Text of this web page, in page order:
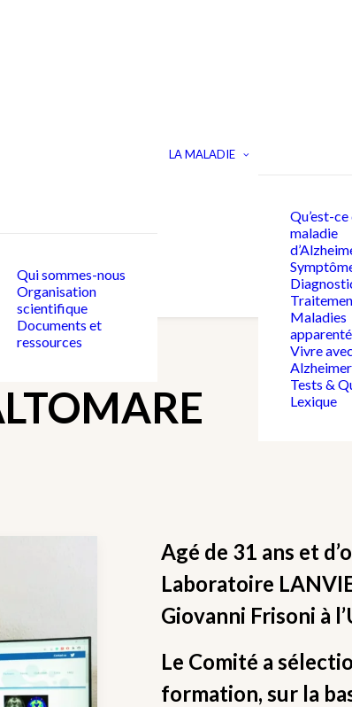
Qui sommes-nous
Organisation
scientifique
Documents et
ressources
LA MALADIE
Qu’est-ce
maladie
Maladies
Vivre avec
Alzheimer
Tests &
Lexique
Agé de 31 ans et
Laboratoire
Giovanni Frisoni à
Le Comité a
formation, sur la